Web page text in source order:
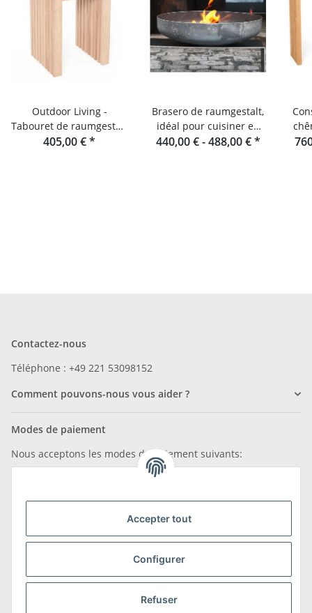
Accepter tout
Configurer
Refuser
Outdoor Living -
Tabouret de raumgestalt
- Lamelles en sapin
405,00 €*
Brasero de raumgestalt,
idéal pour cuisiner en
plein air
440,00 € -488,00 €*
Contactez-nous
Téléphone : +49 221 53098152
Comment pouvons-nous vous aider ?
Modes de paiement
Nous acceptons les modes de paiement suivants:
Nous sommes membres de